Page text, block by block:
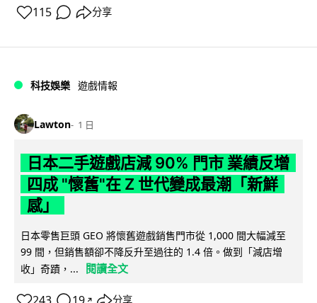
115 分享
科技娛樂 遊戲情報
Lawton 1 日
日本二手遊戲店減 90% 門市 業績反增
四成 "懷舊"在 Z 世代變成最潮「新鮮
感」
日本零售巨頭 GEO 將懷舊遊戲銷售門市從 1,000 間大幅減至
99 間，但銷售額卻不降反升至過往的 1.4 倍。做到「減店增
收」奇蹟，...
閱讀全文
↗ 分享